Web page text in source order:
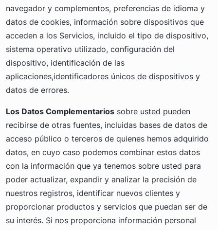
navegador y complementos, preferencias de idioma y
datos de cookies, información sobre dispositivos que
acceden a los Servicios, incluido el tipo de dispositivo,
sistema operativo utilizado, configuración del
dispositivo, identificación de las
aplicaciones,identificadores únicos de dispositivos y
datos de errores.
Los Datos Complementarios sobre usted pueden
recibirse de otras fuentes, incluidas bases de datos de
acceso público o terceros de quienes hemos adquirido
datos, en cuyo caso podemos combinar estos datos
con la información que ya tenemos sobre usted para
poder actualizar, expandir y analizar la precisión de
nuestros registros, identificar nuevos clientes y
proporcionar productos y servicios que puedan ser de
su interés. Si nos proporciona información personal